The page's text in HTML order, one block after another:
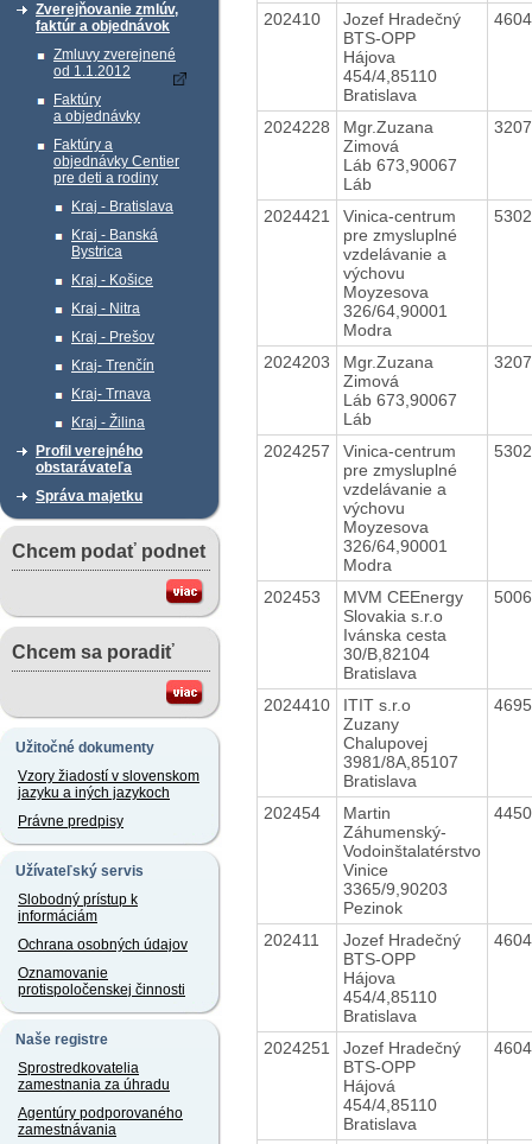
Zverejňovanie zmlúv,
faktúr a objednávok
Zmluvy zverejnené
od 1.1.2012
Faktúry
a objednávky
Faktúry a
objednávky Centier
pre deti a rodiny
Kraj - Bratislava
Kraj - Banská
Bystrica
Kraj - Košice
Kraj - Nitra
Kraj - Prešov
Kraj- Trenčín
Kraj- Trnava
Kraj - Žilina
Profil verejného
obstarávateľa
Správa majetku
Chcem podať podnet
Chcem sa poradiť
Užitočné dokumenty
Vzory žiadostí v slovenskom
jazyku a iných jazykoch
Právne predpisy
Užívateľský servis
Slobodný prístup k
informáciám
Ochrana osobných údajov
Oznamovanie
protispoločenskej činnosti
Naše registre
Sprostredkovatelia
zamestnania za úhradu
Agentúry podporovaného
zamestnávania
202410
Jozef Hradečný
BTS-OPP
Hájova
454/4,85110
Bratislava
2024228
Mgr.Zuzana
Zimová
Láb 673,90067
Láb
2024421
Vinica-centrum
pre zmysluplné
vzdelávanie a
výchovu
Moyzesova
326/64,90001
Modra
2024203
Mgr.Zuzana
Zimová
Láb 673,90067
Láb
2024257
Vinica-centrum
pre zmysluplné
vzdelávanie a
výchovu
Moyzesova
326/64,90001
Modra
202453
MVM CEEnergy
Slovakia s.r.o
Ivánska cesta
30/B,82104
Bratislava
2024410
ITIT s.r.o
Zuzany
Chalupovej
3981/8A,85107
Bratislava
202454
Martin
Záhumenský-
Vodoinštalatérstvo
Vinice
3365/9,90203
Pezinok
202411
Jozef Hradečný
BTS-OPP
Hájova
454/4,85110
Bratislava
2024251
Jozef Hradečný
BTS-OPP
Hájová
454/4,85110
Bratislava